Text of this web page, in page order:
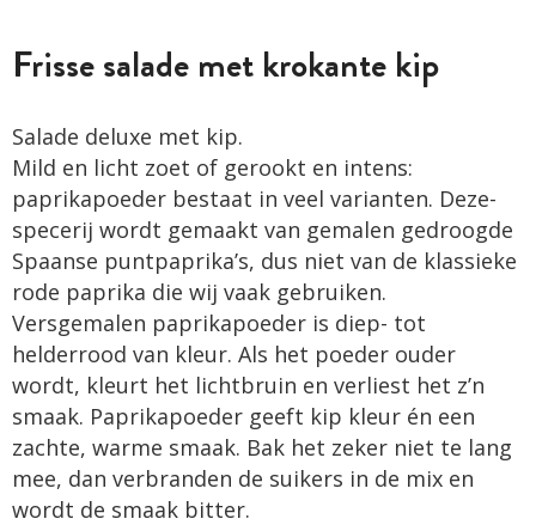
Frisse salade met krokante kip
Salade deluxe met kip.
Mild en licht zoet of gerookt en intens:
paprikapoeder bestaat in veel varianten. Deze­
specerij wordt gemaakt van gemalen gedroogde
Spaanse puntpaprika’s, dus niet van de klassieke
rode paprika die wij vaak gebruiken.
Versgemalen paprikapoeder is diep- tot
helderrood van kleur. Als het poeder ouder
wordt, kleurt het lichtbruin en verliest het z’n
smaak. Paprikapoeder geeft kip kleur én een
zachte, warme smaak. Bak het zeker niet te lang
mee, dan verbranden de suikers in de mix en
wordt de smaak bitter.